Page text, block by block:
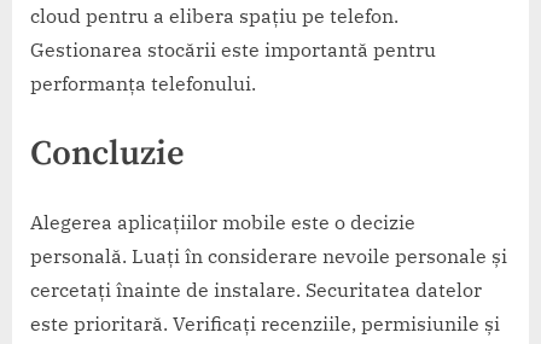
cloud pentru a elibera spațiu pe telefon.
Gestionarea stocării este importantă pentru
performanța telefonului.
Concluzie
Alegerea aplicațiilor mobile este o decizie
personală. Luați în considerare nevoile personale și
cercetați înainte de instalare. Securitatea datelor
este prioritară. Verificați recenziile, permisiunile și